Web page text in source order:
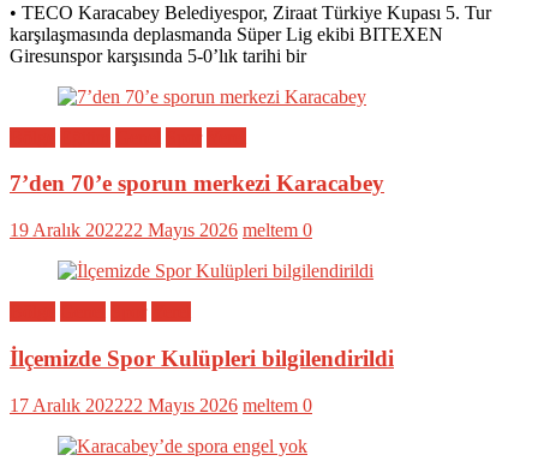
• TECO Karacabey Belediyespor, Ziraat Türkiye Kupası 5. Tur
karşılaşmasında deplasmanda Süper Lig ekibi BITEXEN
Giresunspor karşısında 5-0’lık tarihi bir
7’den 70’e sporun merkezi Karacabey
19 Aralık 202222 Mayıs 2026 meltem 0
İlçemizde Spor Kulüpleri bilgilendirildi
17 Aralık 202222 Mayıs 2026 meltem 0